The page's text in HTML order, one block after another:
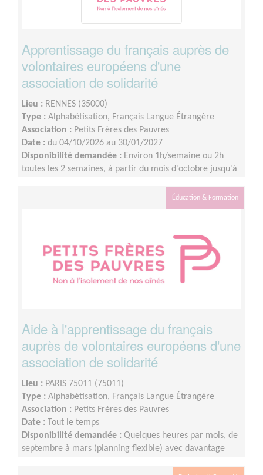
Apprentissage du français auprès de
volontaires européens d'une
association de solidarité
Lieu : RENNES (35000)
Type : Alphabétisation, Français Langue Étrangère
Association : Petits Frères des Pauvres
Date : du 04/10/2026 au 30/01/2027
Disponibilité demandée : Environ 1h/semaine ou 2h
toutes les 2 semaines, à partir du mois d'octobre jusqu'à
Éducation & Formation
Aide à l'apprentissage du français
auprès de volontaires européens d'une
association de solidarité
Lieu : PARIS 75011 (75011)
Type : Alphabétisation, Français Langue Étrangère
Association : Petits Frères des Pauvres
Date : Tout le temps
Disponibilité demandée : Quelques heures par mois, de
septembre à mars (planning flexible) avec davantage